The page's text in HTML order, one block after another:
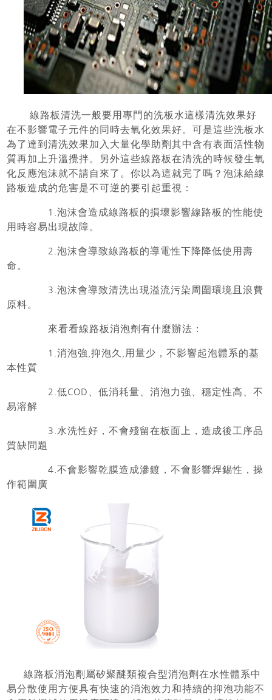
線路板清洗一般要用專門的洗板水這樣清洗效果好
在不影響電子元件的同時去氧化效果好。可是這些洗板水
為了達到清洗效果加入大量化學助劑其中含有表面活性物
質再加上升溫攪拌。另外這些線路板在清洗的時候發生氧
化反應泡沫就不請自來了。你以為這就完了嗎？泡沫給線
路板造成的危害是不可逆的要引起重視：
1.泡沫會造成線路板的損壞影響線路板的性能使
用時容易出現故障。
2.泡沫會導致線路板的導電性下降降低使用壽
命。
3.泡沫會導致清洗出現溢流污染周圍環境且浪費
原料。
來看看線路板消泡劑有什麼辦法：
1.消泡強 ,抑泡久
用量少，不影響起泡體系的基
本性質
2.低COD
、低消耗量、消泡力強、穩定性高、不
易溶解
3. 水洗性好，不會殘留在板面上，造成後工序品
質缺問題
4.不會影響乾膜造成滲鍍，不會影響焊錫性，操
作範圍廣
線路板消泡劑屬矽聚醚類複合型消泡劑在水性體系中
易分散使用方便具有快速的消泡效力和持續的抑泡功能不